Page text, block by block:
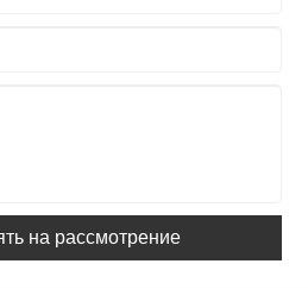
на рассмотрение